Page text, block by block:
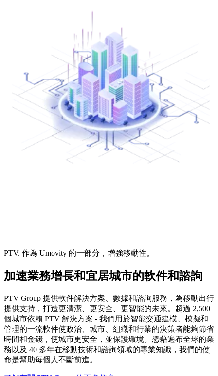
PTV. 作為 Umovity 的一部分，增強移動性。
加速業務增長和宜居城市的軟件和諮詢
PTV Group 提供軟件解決方案、數據和諮詢服務，為移動出行
提供支持，打造更清潔、更安全、更智能的未來。超過 2,500
個城市依賴 PTV 解決方案 - 我們用於智能交通建模、模擬和
管理的一流軟件使政治、城市、組織和行業的決策者能夠節省
時間和金錢，使城市更安全，並保護環境。憑藉遍布全球的業
務以及 40 多年在移動技術和諮詢領域的專業知識，我們的使
命是幫助每個人不斷前進。